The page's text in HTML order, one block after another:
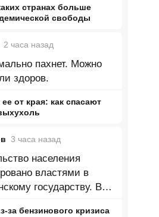
странах больше
свободы
2 часа назад
пахнет. Можно
здоров.
от края: как спасают
3 часа назад
населения
властями в
государству. В
за бензинового кризиса